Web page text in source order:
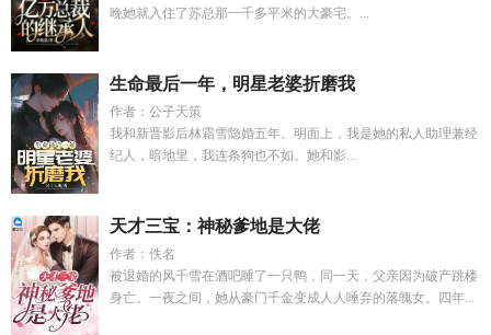
晚她就入住了苏总那一千多平米的大豪宅。...
生命最后一年，明星老婆折磨我
作者：公子天策
我和新晋影后林霜雪隐婚五年。明面上，我是她的私人助理兼经
纪人，暗地里，我连条狗也不如。她和影...
天才三宝：神秘爹地是大佬
作者：佚名
被退婚的风千雪在酒吧睡了一只鸭，同一天，父亲因为破产跳楼
身亡。一夜之间，她从豪门千金变成人人唾弃的落魄女。四年...